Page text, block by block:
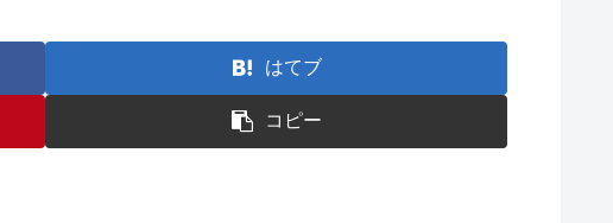
はてブ
コピー